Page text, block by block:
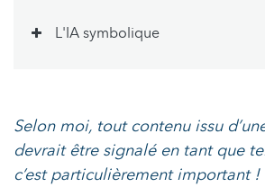
L'IA symbolique
Selon moi, tout contenu issu
devrait être signalé en tant que
c’est particulièrement important !